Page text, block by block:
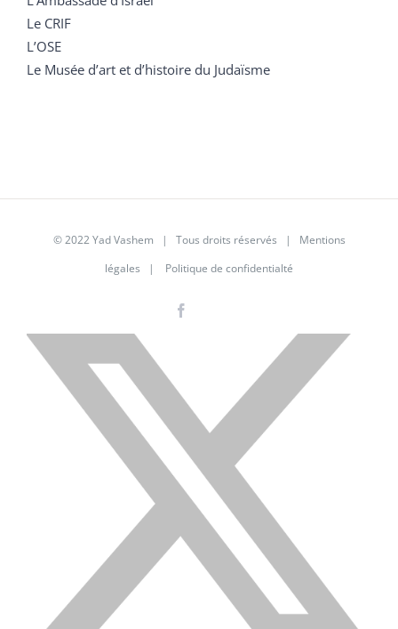
Le CRIF
L’OSE
Le Musée d’art et d’histoire du Judaïsme
© 2022 Yad Vashem | Tous droits réservés | Mentions
légales | Politique de confidentialté
X